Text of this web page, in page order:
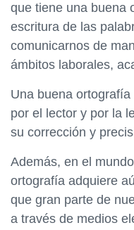
que tiene una buena
escritura de las
comunicarnos de
ámbitos laborales,
Una buena
por el lector y por la
su corrección y
Además, en el
ortografía adquiere
que gran parte de
a través de medios